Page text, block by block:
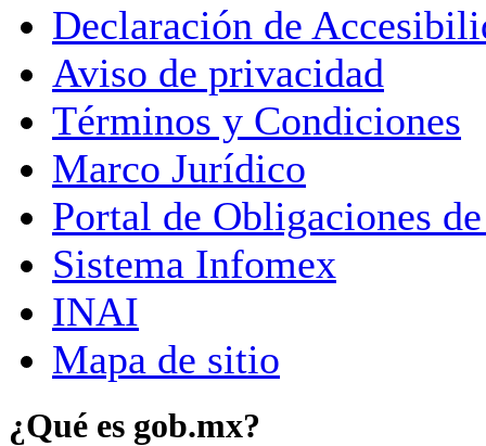
Declaración de
Aviso de privacidad
Términos y Condiciones
Marco Jurídico
Portal de Obligaciones
Sistema Infomex
INAI
Mapa de sitio
¿Qué es gob.mx?